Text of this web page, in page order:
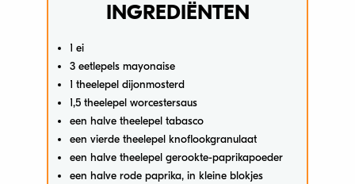
INGREDIËNTEN
1 ei
3 eetlepels mayonaise
1 theelepel dijonmosterd
1,5 theelepel worcestersaus
een halve theelepel tabasco
een vierde theelepel knoflookgranulaat
een halve theelepel gerookte-paprikapoeder
een halve rode paprika, in kleine blokjes